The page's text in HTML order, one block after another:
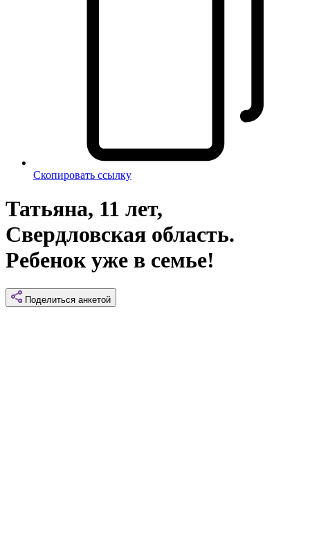
Скопировать ссылку
Татьяна, 11 лет,
Свердловская область.
Ребенок уже в семье!
Поделиться анкетой